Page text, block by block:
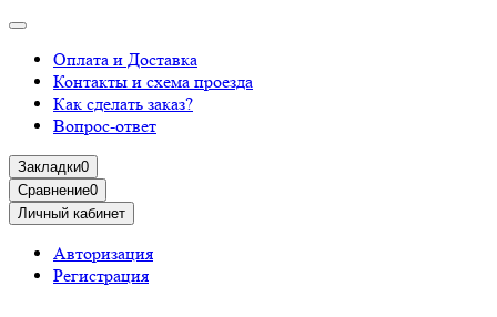
Оплата и Доставка
Контакты и схема проезда
Как сделать заказ?
Вопрос-ответ
Закладки0
Сравнение0
Личный кабинет
Авторизация
Регистрация